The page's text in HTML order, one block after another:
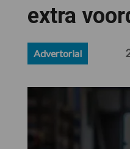
extra
Advertorial